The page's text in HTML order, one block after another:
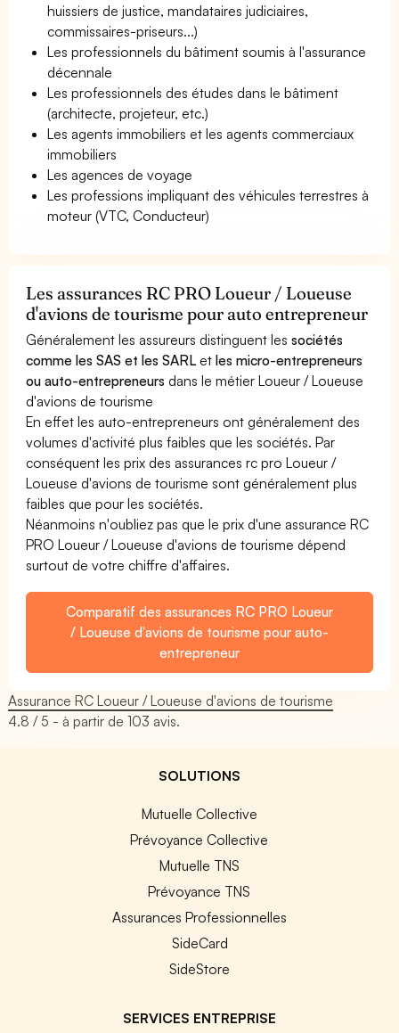
huissiers de justice, mandataires judiciaires,
commissaires-priseurs...)
Les professionnels du bâtiment soumis à l'assurance
décennale
Les professionnels des études dans le bâtiment
(architecte, projeteur, etc.)
Les agents immobiliers et les agents commerciaux
immobiliers
Les agences de voyage
Les professions impliquant des véhicules terrestres à
moteur (VTC, Conducteur)
Les assurances RC PRO Loueur / Loueuse
d'avions de tourisme pour auto entrepreneur
Généralement les assureurs distinguent lessociétés
comme les SAS et les SARL etles micro-entrepreneurs
ou auto-entrepreneurs dans le métier Loueur / Loueuse
d'avions de tourisme
En effet les auto-entrepreneurs ont généralement des
volumes d'activité plus faibles que les sociétés. Par
conséquent les prix des assurances rc pro Loueur /
Loueuse d'avions de tourisme sont généralement plus
faibles que pour les sociétés.
Néanmoins n'oubliez pas que le prix d'une assurance RC
PRO Loueur / Loueuse d'avions de tourisme dépend
surtout de votre chiffre d'affaires.
Comparatif des assurances RC PRO Loueur
/ Loueuse d'avions de tourisme pour auto-
entrepreneur
Assurance RC Loueur / Loueuse d'avions de tourisme
4.8 / 5 - à partir de103 avis.
SOLUTIONS
Mutuelle Collective
Prévoyance Collective
Mutuelle TNS
Prévoyance TNS
Assurances Professionnelles
SideCard
SideStore
SERVICES ENTREPRISE